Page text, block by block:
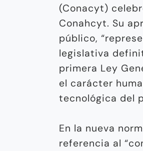
(Conacyt)
Conahcyt. Su
público,
legislativa
primera Ley
el carácter
tecnológica del
En la nueva
referencia al